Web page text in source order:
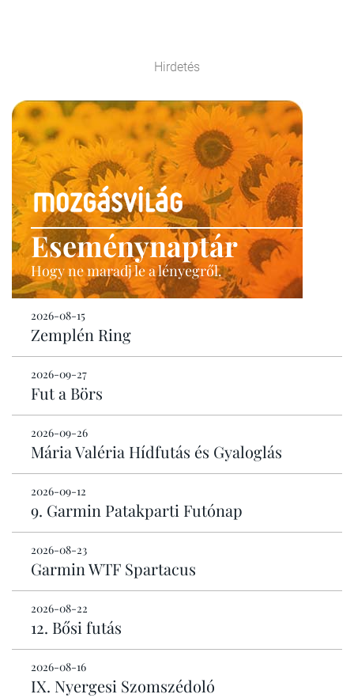
Hirdetés
Eseménynaptár
Hogy ne maradj le a lényegről.
2026-08-15
Zemplén Ring
2026-09-27
Fut a Börs
2026-09-26
Mária Valéria Hídfutás és Gyaloglás
2026-09-12
9. Garmin Patakparti Futónap
2026-08-23
Garmin WTF Spartacus
2026-08-22
12. Bősi futás
2026-08-16
IX. Nyergesi Szomszédoló